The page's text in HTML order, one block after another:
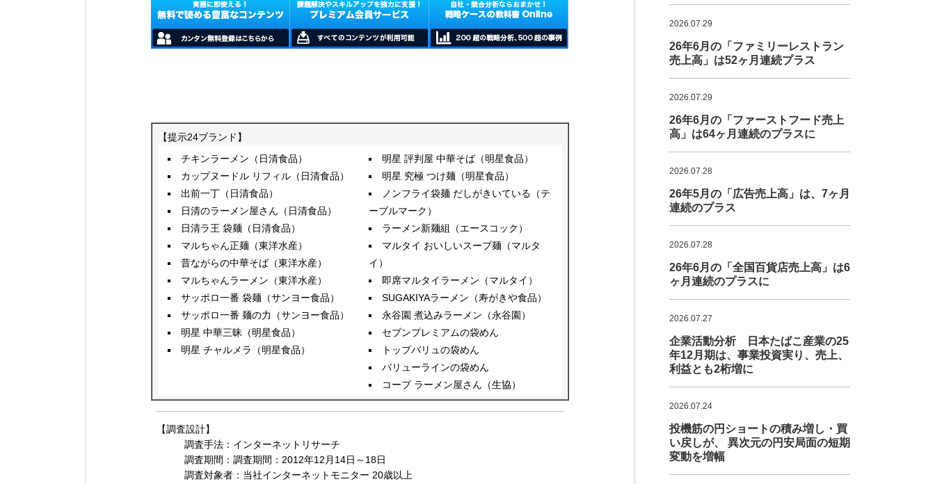
【提示24ブランド】
チキンラーメン（日清食品）
カップヌードル リフィル（日清食品）
出前一丁（日清食品）
日清のラーメン屋さん（日清食品）
日清ラ王 袋麺（日清食品）
マルちゃん正麺（東洋水産）
昔ながらの中華そば（東洋水産）
マルちゃんラーメン（東洋水産）
サッポロ一番 袋麺（サンヨー食品）
サッポロ一番 麺の力（サンヨー食品）
明星 中華三昧（明星食品）
明星 チャルメラ（明星食品）
明星 評判屋 中華そば（明星食品）
明星 究極 つけ麺（明星食品）
ノンフライ袋麺 だしがきいている（テ
ーブルマーク）
ラーメン新麺組（エースコック）
マルタイ おいしいスープ麺（マルタ
イ）
即席マルタイラーメン（マルタイ）
SUGAKIYAラーメン（寿がきや食品）
永谷園 煮込みラーメン（永谷園）
セブンプレミアムの袋めん
トップバリュの袋めん
バリューラインの袋めん
コープ ラーメン屋さん（生協）
【調査設計】
調査手法：インターネットリサーチ
調査期間：調査期間：2012年12月14日～18日
調査対象者：当社インターネットモニター 20歳以上
2026.07.29
26年6月の「ファミリーレストラン
売上高」は52ヶ月連続プラス
2026.07.29
26年6月の「ファーストフード売上
高」は64ヶ月連続のプラスに
2026.07.28
26年5月の「広告売上高」は、7ヶ月
連続のプラス
2026.07.28
26年6月の「全国百貨店売上高」は6
ヶ月連続のプラスに
2026.07.27
企業活動分析 日本たばこ産業の25
年12月期は、事業投資実り、売上、
利益とも2桁増に
2026.07.24
投機筋の円ショートの積み増し・買
い戻しが、 異次元の円安局面の短期
変動を増幅